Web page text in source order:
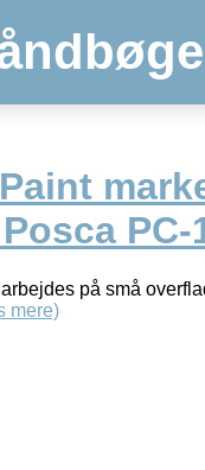
Paint
PC-
på små
mere)